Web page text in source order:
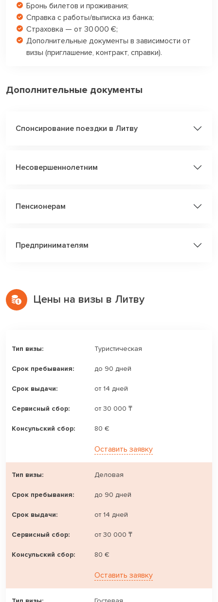
Бронь билетов и проживания;
Справка с работы/выписка из банка;
Страховка — от 30 000 €;
Дополнительные документы в зависимости от
визы (приглашение, контракт, справки).
Дополнительные документы
Спонсирование поездки в Литву
Несовершеннолетним
Пенсионерам
Предпринимателям
Цены на визы в Литву
Туристическая
до 90 дней
от 14 дней
от 30 000 ₸
80 €
Оставить заявку
Деловая
до 90 дней
от 14 дней
от 30 000 ₸
80 €
Оставить заявку